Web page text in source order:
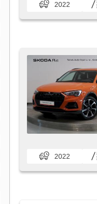
2022
2022